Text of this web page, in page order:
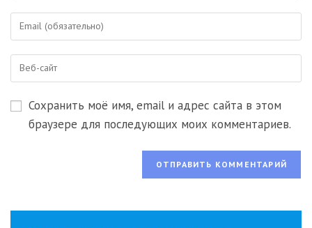
или
имя
пользователя,
чтобы
прокомментировать
Введите
адрес,
чтобы
Введите
веб-
сайта
Сохранить моё имя, email и адрес сайта в этом
браузере для последующих моих комментариев.